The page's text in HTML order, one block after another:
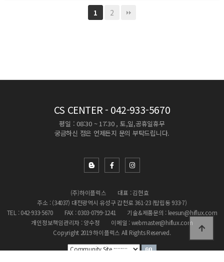
1 2
CS CENTER - 042-933-5670
평일 : 08:30 ~ 17:30 , 토,일,공휴일휴무
궁금하신 점은 언제든지 문의 부탁드립니다.
(주)하이플럭스
대표 : 김현효
주소 : (34037) 대전광역시 유성구 갑천로 361-23 (탑립동 933-7)
TEL : 042-933-5670
FAX : 0303-0799-1241
기술&제품문의 : leesun@hiflux.com
개인정보책임관리자 : 양수정
이메일 : webmaster@hiflux.com
Copyright 2019 하이플럭스 All Rights Reserved.